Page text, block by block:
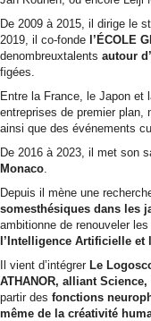
De 2009 à 2015, il dirige le
2019, il co-fonde l’ÉCOLE
denombreuxtalents autour
figées.
Entre la France, le Japon et
entreprises de premier plan,
ainsi que des événements
De 2016 à 2023, il met son
Monaco
Depuis il mène une
somesthésiques dans les
ambitionne de renouveler
l’Intelligence Artificielle
Il vient d’intégrer Le
ATHANOR, alliant
partir des fonctions
même de la créativité